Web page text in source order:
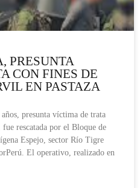
PRESUNTA
CON FINES DE
EN PASTAZA
presunta víctima de trata
rescatada por el Bloque de
Espejo, sector Río Tigre
El operativo, realizado en